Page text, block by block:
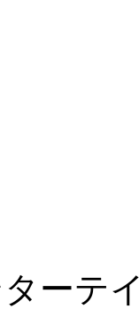
ーテ